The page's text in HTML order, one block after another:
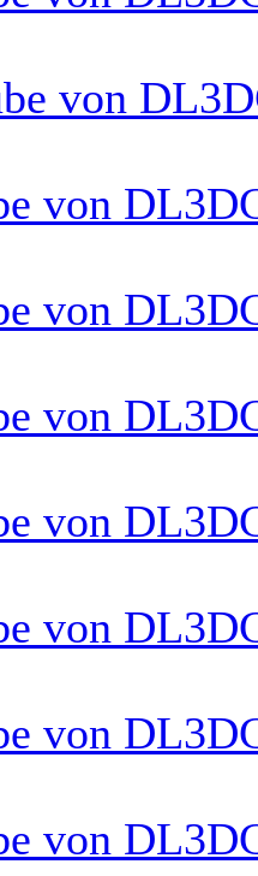
von
von
von
von
von
von
von
von